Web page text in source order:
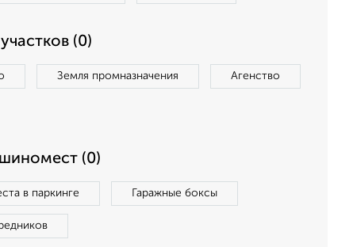
(0)
Земля промназначения Агенство
(0)
в паркинге Гаражные боксы